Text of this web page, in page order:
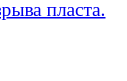
пласта.